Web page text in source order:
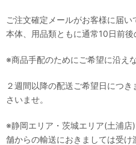
ご注文確定メールがお客様に届
本体、用品類ともに通常10日前後
※商品手配のためにご希望に沿え
２週間以降の配送ご希望日につ
さいませ。
※静岡エリア・茨城エリア(土浦
舗からの輸送におきましては受